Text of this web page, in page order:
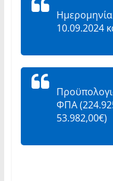
10.09.2024
ΦΠΑ
53.982,00€)